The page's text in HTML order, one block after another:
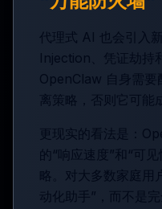
代理式 AI 也会引入
Injection、凭证劫持
OpenClaw 自身需要
离策略，否则它可能
更现实的看法是：
的“响应速度”和“可
略。对大多数家庭用
动化助手”，而不是